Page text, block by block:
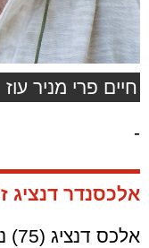
חיים פרי מניר עוז
-
אלכסנדר דנציג